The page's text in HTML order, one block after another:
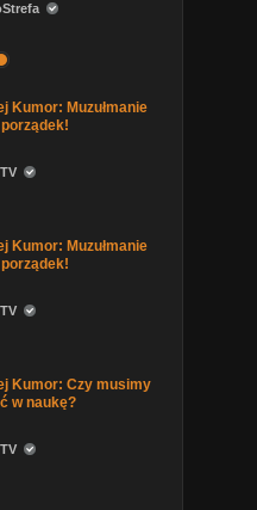
Kumor: Muzułmanie
Kumor: Muzułmanie
Kumor: Czy musimy
w naukę?